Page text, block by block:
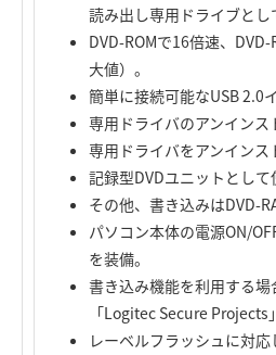
読み出し専用ドライブとし
DVD-ROMで16倍速、
大値）。
簡単に接続可能なUSB 2.0
専用ドライバのアンイン
専用ドライバをアンイン
記録型DVDユニットとし
その他、書き込みはDVD-
パソコン本体の電源ON/
を装備。
書き込み機能を利用する
「Logitec Secure Projects
レーベルフラッシュに対